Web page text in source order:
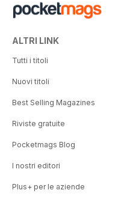
ALTRI LINK
Tutti i titoli
Nuovi titoli
Best Selling Magazines
Riviste gratuite
Pocketmags Blog
I nostri editori
Plus+ per le aziende